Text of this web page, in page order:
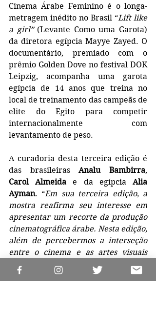
Cinema Árabe Feminino é o longa-
metragem inédito no Brasil “Lift like
a girl” (Levante Como uma Garota)
da diretora egípcia Mayye Zayed. O
documentário, premiado com o
prêmio Golden Dove no festival DOK
Leipzig, acompanha uma garota
egípcia de 14 anos que treina no
local de treinamento das campeãs de
elite do Egito para competir
internacionalmente com
levantamento de peso.
A curadoria desta terceira edição é
das brasileiras Analu Bambirra
Carol Almeida e da egípcia Alia
Ayman. “Em sua terceira edição, a
mostra reafirma seu interesse em
apresentar um recorte da produção
cinematográfica árabe. Nesta edição,
além de percebermos a interseção
entre o cinema e as artes visuais
(através de diretoras como Meriem
Bennani, Basma Alsharif, Larissa